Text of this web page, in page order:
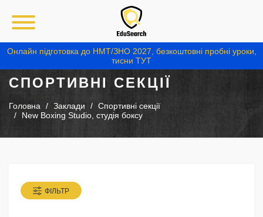
Онлайн підготовка до НМТ/ЗНО 2027, безкоштовні пробні уроки,
тисни ТУТ
СПОРТИВНІ СЕКЦІЇ
Головна Заклади
Спортивні секції
New Boxing Studio, студія боксу
ФІЛЬТР